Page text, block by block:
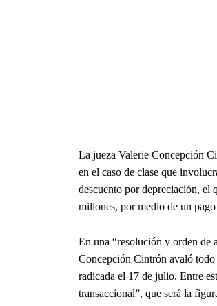
La jueza Valerie Concepción
en el caso de clase que
descuento por depreciación, el
millones, por medio de un
En una “resolución y orden de
Concepción Cintrón avaló
radicada el 17 de julio. Entre
transaccional”, que será la